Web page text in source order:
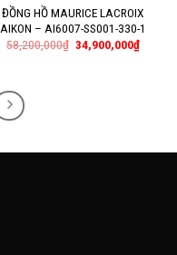
ĐỒNG HỒ MAURICE LACROIX
AIKON – AI6007-SS001-330-1
58,200,000₫ 34,900,000₫